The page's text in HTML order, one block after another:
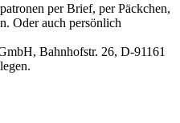
per Brief, per Päckchen,
Oder auch persönlich
Bahnhofstr. 26, D-91161